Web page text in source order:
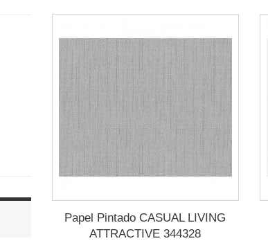
Papel Pintado CASUAL LIVING
ATTRACTIVE 344328